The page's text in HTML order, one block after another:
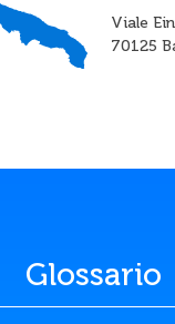
Viale
70125
Glossario